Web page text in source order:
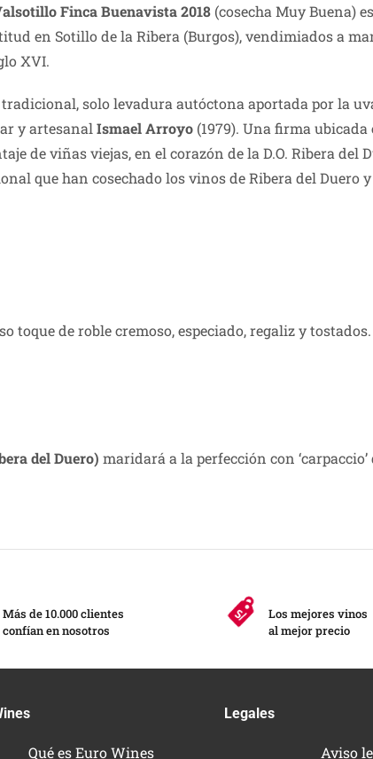
Finca Buenavista 2018(cosecha Muy Buena)
en Sotillo de la Ribera (Burgos), vendimiados a
XVI.
solo levadura autóctona aportada por la
y artesanal Ismael Arroyo(1979). Una firma
de viñas viejas, en el corazón de la D.O. Ribera del
que han cosechado los vinos de Ribera del Duero
toque de roble cremoso, especiado, regaliz y tostados.
del Duero) maridará a la perfección con
Más de 10.000 clientes
confían en nosotros
Los mejores vinos
al mejor precio
Qué es Euro Wines
Legales
Aviso